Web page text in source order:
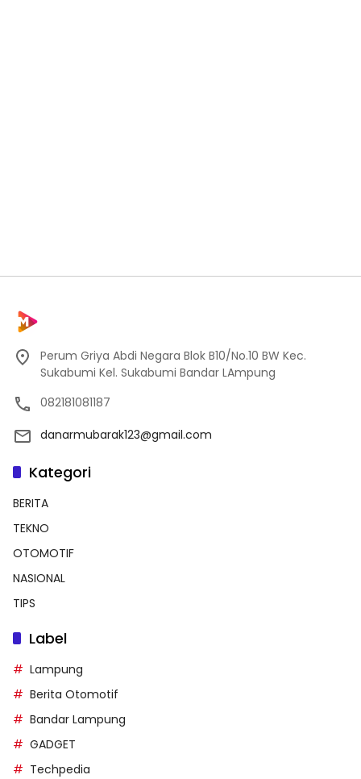
Perum Griya Abdi Negara Blok B10/No.10 BW Kec.
Sukabumi Kel. Sukabumi Bandar LAmpung
082181081187
danarmubarak123@gmail.com
Kategori
BERITA
TEKNO
OTOMOTIF
NASIONAL
TIPS
Label
Lampung
Berita Otomotif
Bandar Lampung
GADGET
Techpedia